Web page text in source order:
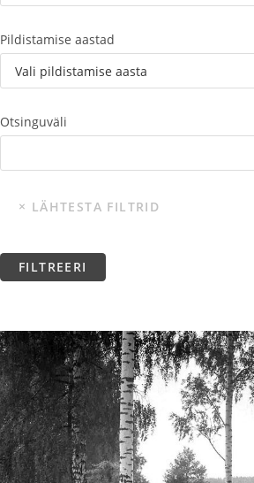
Pildistamise aastad
Otsinguväli